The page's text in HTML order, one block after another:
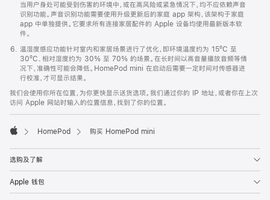
当用户身处可能受到伤害的环境中，或在高风险或紧急情况下，均不应依赖声音
识别功能。声音识别功能需要使用升级更新后的家庭 app 架构，该架构于家庭
app 中单独提供。它要求所有连接家居配件的 Apple 设备均使用最新版本软
件。
温湿度感应功能针对室内和家居场景进行了优化，即环境温度约为 15ºC 至
30ºC、相对湿度约为 30% 至 70% 的场景。在长时间以高音量播放音频等情
况下，准确性可能会降低。HomePod mini 在启动后需要一定时间对传感器进
行校准，才可显示结果。
我们会使用你所在位置，为你更快显示送货选项。我们通过你的 IP 地址，或者你在上次
访问 Apple 网站时输入的位置信息，找到了你的位置。
HomePod 购买 HomePod mini
选购及了解
Apple 钱包